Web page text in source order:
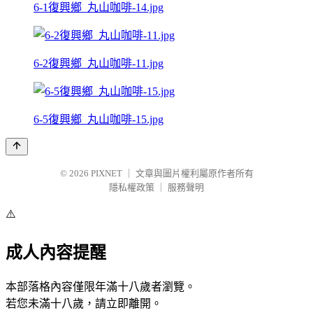
6-1復興鄉_丸山咖啡-14.jpg
6-2復興鄉_丸山咖啡-11.jpg
6-5復興鄉_丸山咖啡-15.jpg
© 2026 PIXNET
文章與圖片權利屬原作者所有
隱私權政策
服務聲明
⚠️
成人內容提醒
本部落格內容僅限年滿十八歲者瀏覽。
若您未滿十八歲，請立即離開。